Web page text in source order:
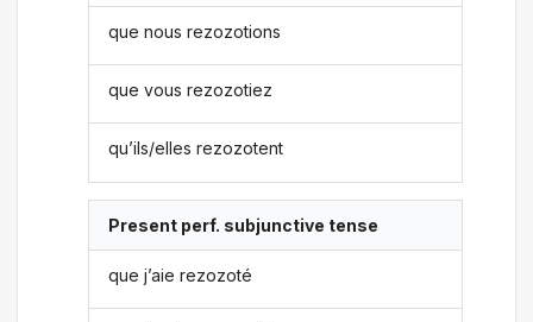
que nous rezozotions
que vous rezozotiez
qu’ils/elles rezozotent
Present perf. subjunctive tense
que j’aie rezozoté